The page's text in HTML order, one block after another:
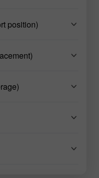
position)